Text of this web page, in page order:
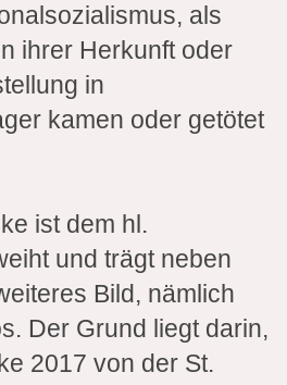
als
ihrer Herkunft oder
in
kamen oder getötet
ist dem hl.
und trägt neben
Bild, nämlich
Der Grund liegt darin,
2017 von der St.